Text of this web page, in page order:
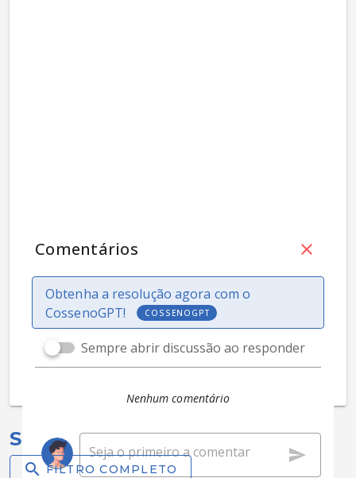
Comentários
Obtenha a resolução agora com o
CossenoGPT!
COSSENOGPT
Sempre abrir discussão ao responder
Nenhum comentário
Selecionadas para você:
FILTRO COMPLETO